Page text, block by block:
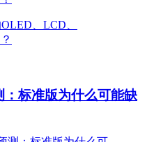
：标准版为什么可能缺